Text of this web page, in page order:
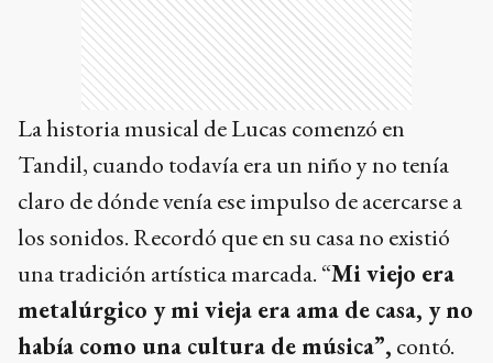
La historia musical de Lucas comenzó en
Tandil, cuando todavía era un niño y no tenía
claro de dónde venía ese impulso de acercarse a
los sonidos. Recordó que en su casa no existió
una tradición artística marcada. “Mi viejo era
metalúrgico y mi vieja era ama de casa, y no
había como una cultura de música”, contó.